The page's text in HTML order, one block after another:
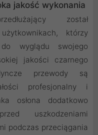
jakość wykonania
został
którzy
wyglądu swojego
jakości czarnego
przewody są
profesjonalny i
osłona dodatkowo
uszkodzeniami
podczas przeciągania